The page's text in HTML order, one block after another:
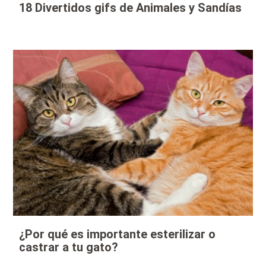
18 Divertidos gifs de Animales y Sandías
¿Por qué es importante esterilizar o
castrar a tu gato?